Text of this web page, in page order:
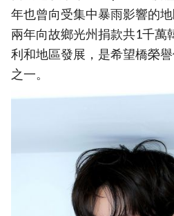
年也曾向受集中暴雨影響的
兩年向故鄉光州捐款共1千萬
利和地區發展，是希望橋榮
之一。